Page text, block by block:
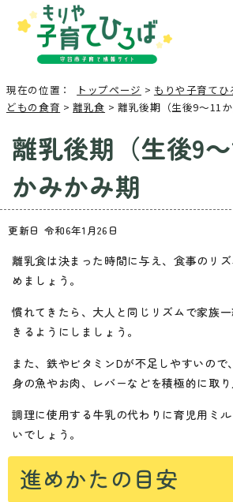
現在の位置： トップページ > もりや子育てひ
どもの食育 >離乳食 > 離乳後期（生後9～11
離乳後期（生後9～
かみかみ期
更新日 令和6年1月26日
離乳食は決まった時間に与え、食事のリ
めましょう。
慣れてきたら、大人と同じリズムで家族
きるようにしましょう。
また、鉄やビタミンDが不足しやすいの
身の魚やお肉、レバーなどを積極的に取り
調理に使用する牛乳の代わりに育児用ミ
いでしょう。
進めかたの目安